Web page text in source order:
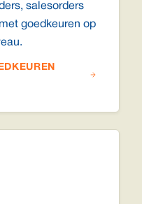
salesorders
goedkeuren op